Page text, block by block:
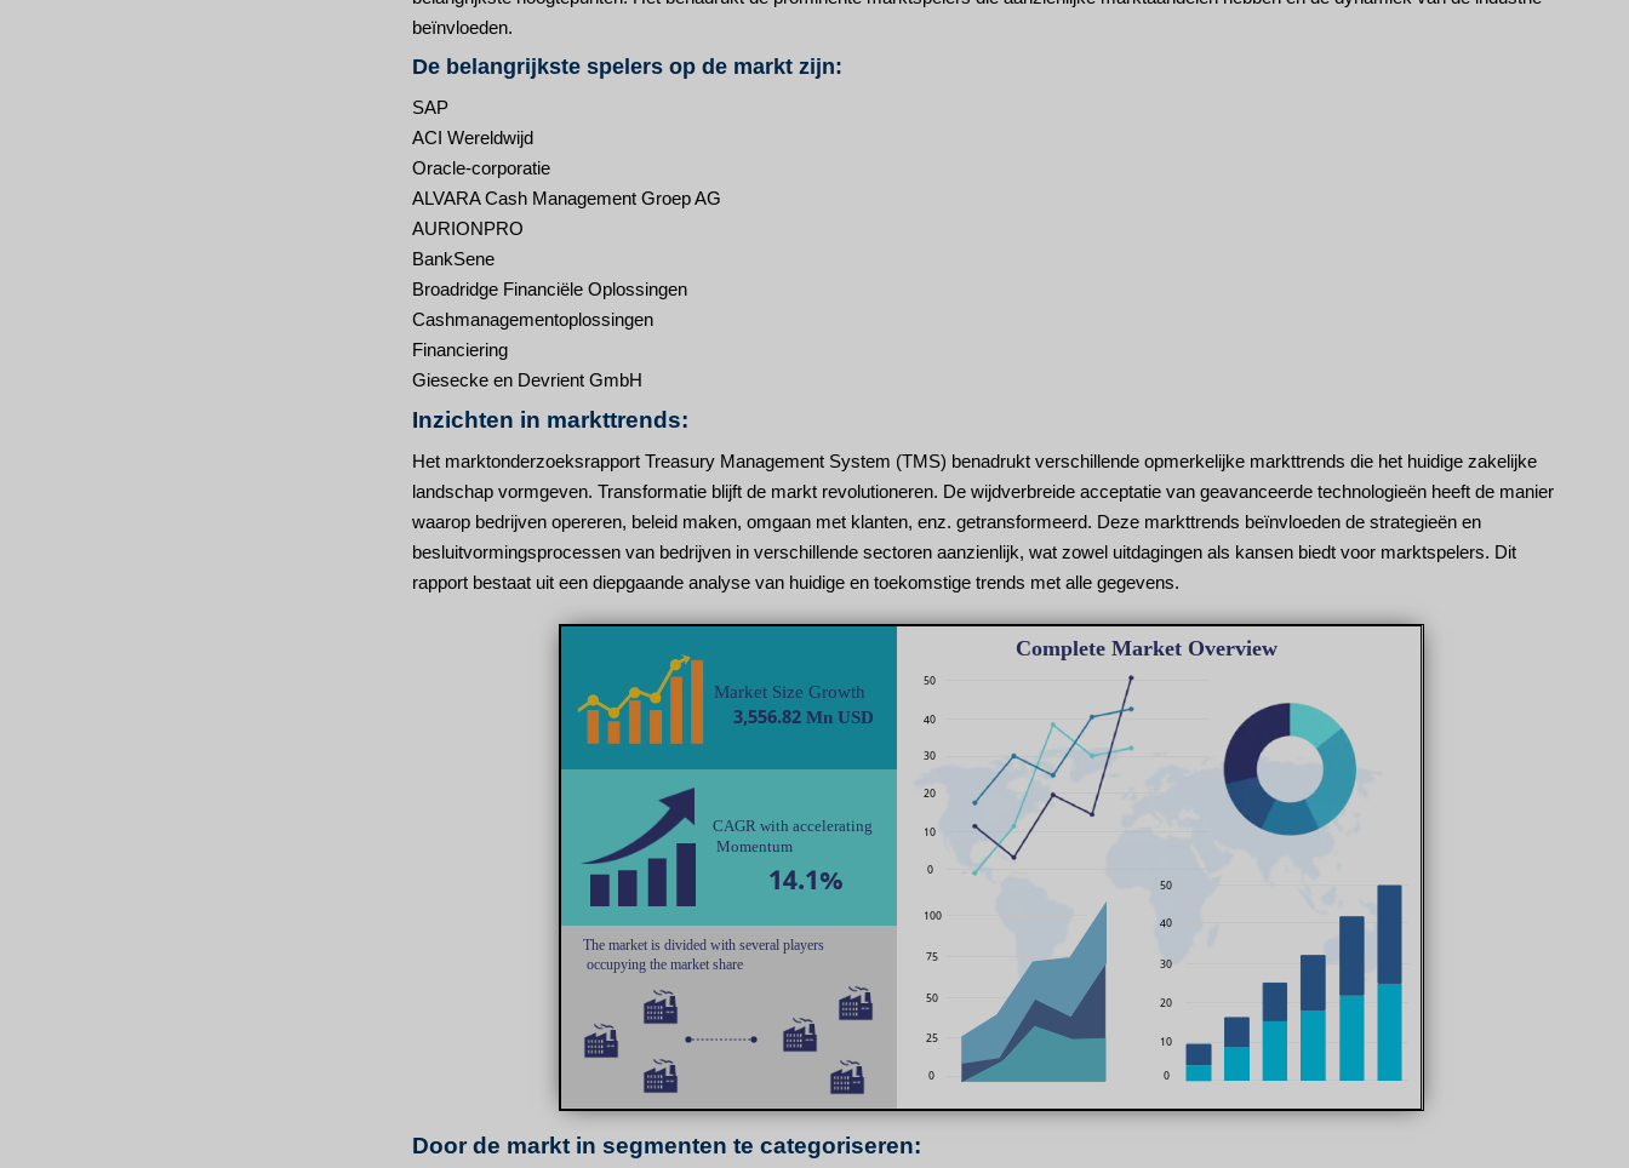
beïnvloeden.
De belangrijkste spelers op de markt zijn:
SAP
ACI Wereldwijd
Oracle-corporatie
ALVARA Cash Management Groep AG
AURIONPRO
BankSene
Broadridge Financiële Oplossingen
Cashmanagementoplossingen
Financiering
Giesecke en Devrient GmbH
Inzichten in markttrends:
Het marktonderzoeksrapport Treasury Management System (TMS) benadrukt verschillende opmerkelijke markttrends die het huidige zakelijke
landschap vormgeven. Transformatie blijft de markt revolutioneren. De wijdverbreide acceptatie van geavanceerde technologieën heeft de manier
waarop bedrijven opereren, beleid maken, omgaan met klanten, enz. getransformeerd. Deze markttrends beïnvloeden de strategieën en
besluitvormingsprocessen van bedrijven in verschillende sectoren aanzienlijk, wat zowel uitdagingen als kansen biedt voor marktspelers. Dit
rapport bestaat uit een diepgaande analyse van huidige en toekomstige trends met alle gegevens.
Door de markt in segmenten te categoriseren: